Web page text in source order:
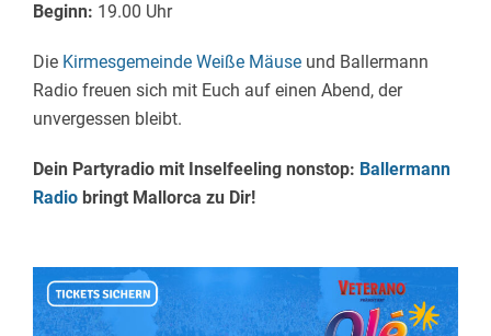
Beginn: 19.00 Uhr
Die Kirmesgemeinde Weiße Mäuse und Ballermann
Radio freuen sich mit Euch auf einen Abend, der
unvergessen bleibt.
Dein Partyradio mit Inselfeeling nonstop: Ballermann
Radio bringt Mallorca zu Dir!